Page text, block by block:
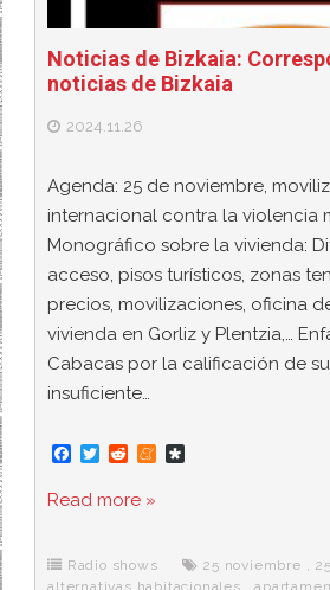
Noticias de Bizkaia:
noticias de Bizkaia
2024.11.26
Agenda: 25 de noviembre,
internacional contra la violencia
Monográfico sobre la vivienda:
acceso, pisos turísticos, zonas
precios, movilizaciones, oficina
vivienda en Gorliz y Plentzia,…
Cabacas por la calificación de
insuficiente…
F
c
e
o
T
i
t
r
R
d
d
M
e
r
Read more »
Radio shows 25 noviembre ,
alternativas habitacionales ,